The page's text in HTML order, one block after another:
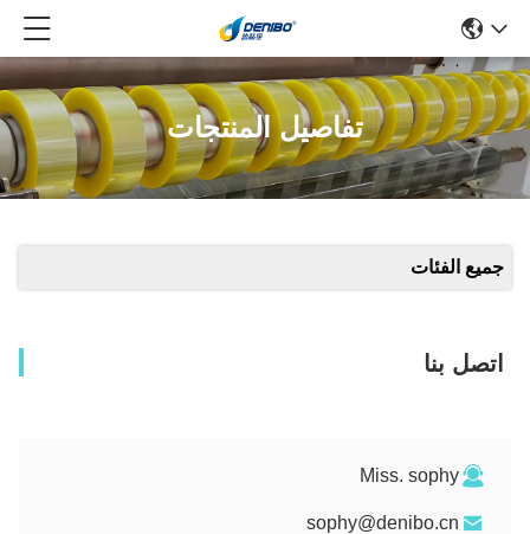
تفاصيل المنتجات
جميع الفئات
اتصل بنا
Miss. sophy
sophy@denibo.cn